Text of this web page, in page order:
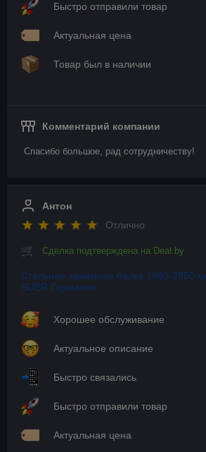
Быстро отправили товар
Актуальная цена
Товар был в наличии
Комментарий компании
Спасибо большое, рад сотрудничеству!
Антон
Отлично
Сделка подтверждена на Deal.by
Стальная зажимная балка 1880-2850
SUER Германия
Хорошее обслуживание
Актуальное описание
Быстро связались
Быстро отправили товар
Актуальная цена